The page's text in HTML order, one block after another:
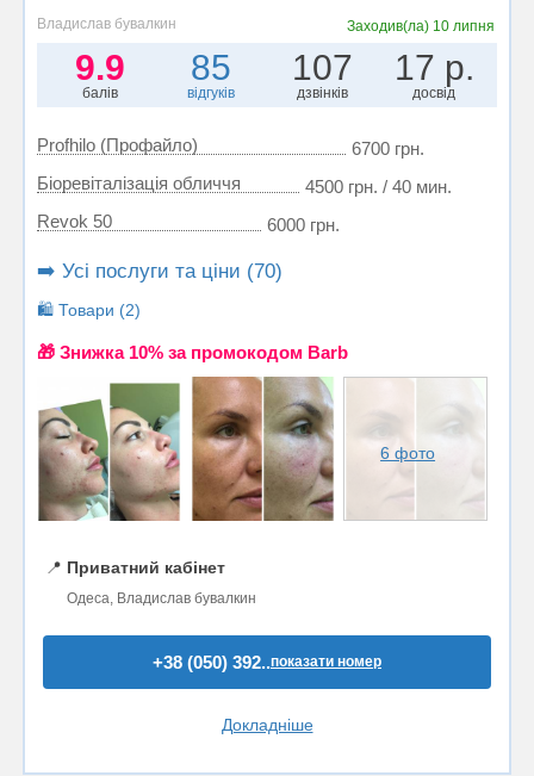
Владислав бувалкин Заходив(ла) 10 липня
9.9
балів
85
відгуків
107
дзвінків
17 р.
досвід
Profhilo (Профайло)
6700 грн.
Біоревіталізація обличчя
4500 грн. / 40 мин.
Revok 50
6000 грн.
➡️ Усі послуги та ціни (70)
🛍️ Товари (2)
🎁 Знижка 10% за промокодом Barb
6 фото
📍 Приватний кабінет
Одеса, Владислав бувалкин
+38 (050) 392..показати номер
Докладніше